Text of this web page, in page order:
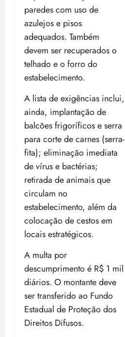
paredes com uso de
azulejos e pisos
adequados. Também
devem ser recuperados o
telhado e o forro do
estabelecimento.
A lista de exigências inclui,
ainda, implantação de
balcões frigoríficos e serra
para corte de carnes (serra-
fita); eliminação imediata
de vírus e bactérias;
retirada de animais que
circulam no
estabelecimento, além da
colocação de cestos em
locais estratégicos.
A multa por
descumprimento é R$ 1 mil
diários. O montante deve
ser transferido ao Fundo
Estadual de Proteção dos
Direitos Difusos.